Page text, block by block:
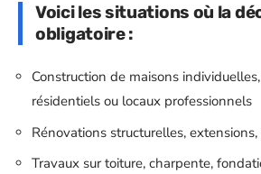
Voici les situations où la
obligatoire :
Construction de maisons
résidentiels ou locaux professionnels
Rénovations structurelles,
Travaux sur toiture, charpente,